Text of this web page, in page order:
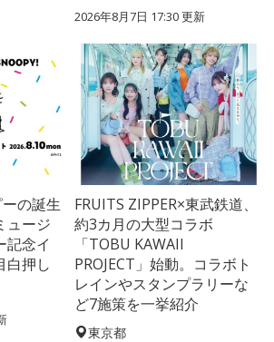
2026年8月7日 17:30更新
の誕生
ュージ
記念イ
白押し
FRUITS ZIPPER×東武鉄道、
約3カ月の大型コラボ
「TOBU KAWAII
PROJECT」始動。コラボト
レインやスタンプラリーな
ど7施策を一挙紹介
東京都